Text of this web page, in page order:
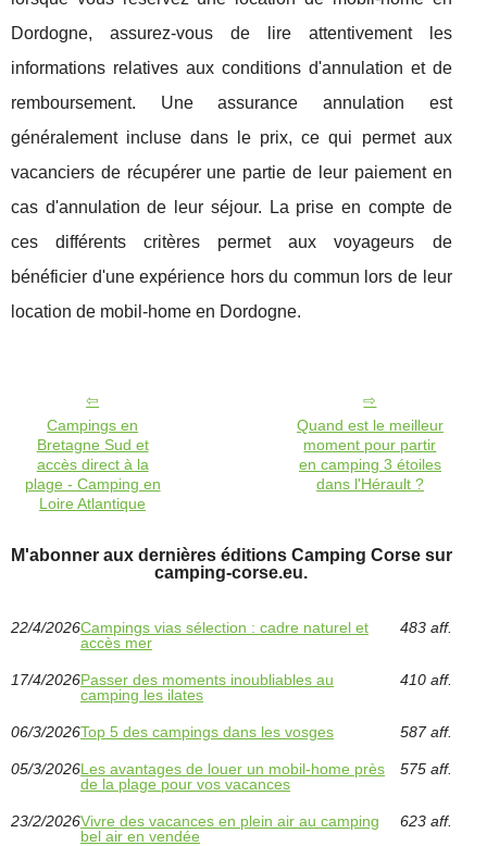
Dordogne, assurez-vous de lire attentivement les
informations relatives aux conditions d'annulation et de
remboursement. Une assurance annulation est
généralement incluse dans le prix, ce qui permet aux
vacanciers de récupérer une partie de leur paiement en
cas d'annulation de leur séjour. La prise en compte de
ces différents critères permet aux voyageurs de
bénéficier d'une expérience hors du commun lors de leur
location de mobil-home en Dordogne.
Campings en
Bretagne Sud et
accès direct à la
plage - Camping en
Loire Atlantique
Quand est le meilleur
moment pour partir
en camping 3 étoiles
dans l'Hérault ?
M'abonner aux dernières éditions Camping Corse sur
camping-corse.eu.
22/4/2026Campings vias sélection : cadre naturel et
accès mer
483 aff.
17/4/2026Passer des moments inoubliables au
camping les ilates
410 aff.
06/3/2026Top 5 des campings dans les vosges 587 aff.
05/3/2026Les avantages de louer un mobil-home près
de la plage pour vos vacances
575 aff.
23/2/2026Vivre des vacances en plein air au camping
bel air en vendée
623 aff.